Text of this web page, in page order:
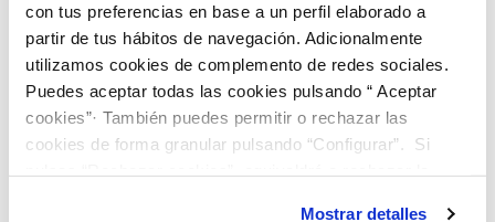
con tus preferencias en base a un perfil elaborado a
partir de tus hábitos de navegación. Adicionalmente
utilizamos cookies de complemento de redes sociales.
Puedes aceptar todas las cookies pulsando “ Aceptar
cookies”· También puedes permitir o rechazar las
cookies de forma granular pulsando “Configurar”. Si
Mostrar detalles